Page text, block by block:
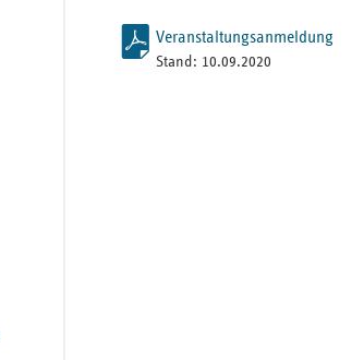
Veranstaltungsanmeldung
Stand: 10.09.2020